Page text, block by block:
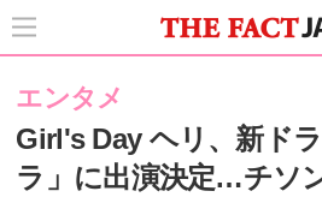
エンタメ
Girl's Day ヘリ、新ド
ラ」に出演決定…チソ